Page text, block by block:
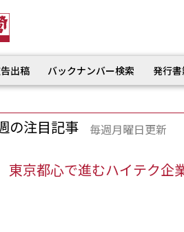
出稿 バックナンバー検索 発行
の注目記事 毎週月曜日更新
京都心で進むハイテク企